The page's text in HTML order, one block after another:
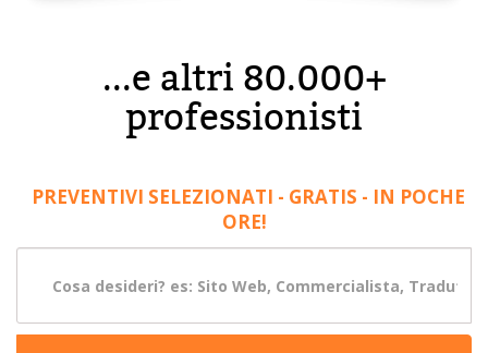
...e altri 80.000+
professionisti
PREVENTIVI SELEZIONATI - GRATIS - IN POCHE
ORE!